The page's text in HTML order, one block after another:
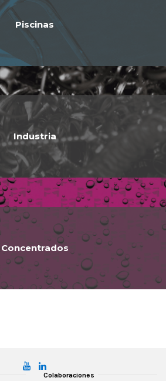
Piscinas
Industria
Concentrados
Colaboraciones